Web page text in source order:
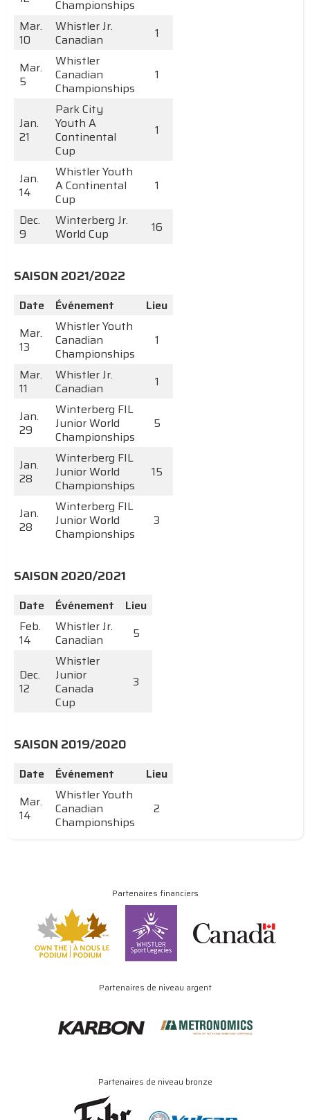
Championships
Mar.
10
Whistler Jr.
Canadian
1
Mar.
5
Whistler
Canadian
Championships
1
Jan.
21
Park City
Youth A
Continental
Cup
1
Jan.
14
Whistler Youth
A Continental
Cup
1
Dec.
9
Winterberg Jr.
World Cup
16
SAISON 2021/2022
Date Événement
Lieu
Mar.
13
Whistler Youth
Canadian
Championships
1
Mar.
11
Whistler Jr.
Canadian
1
Jan.
29
Winterberg FIL
Junior World
Championships
5
Jan.
28
Winterberg FIL
Junior World
Championships
15
Jan.
28
Winterberg FIL
Junior World
Championships
3
SAISON 2020/2021
Date Événement
Lieu
Feb.
14
Whistler Jr.
Canadian
5
Dec.
12
Whistler
Junior
Canada
Cup
3
SAISON 2019/2020
Date Événement
Lieu
Mar.
14
Whistler Youth
Canadian
Championships
2
Partenaires financiers
Partenaires de niveau argent
Partenaires de niveau bronze